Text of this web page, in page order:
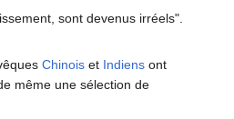
sont devenus irréels".
Chinois et Indiens ont
même une sélection de